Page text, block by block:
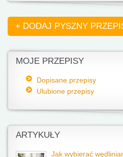
+ DODAJ PYSZNY
MOJE PRZEPISY
Dopisane przepisy
Ulubione przepisy
ARTYKUŁY
Jak wybierać